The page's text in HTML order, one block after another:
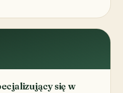
się w